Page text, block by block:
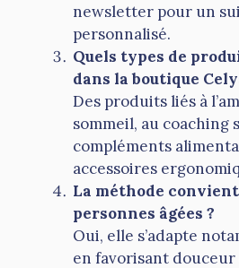
newsletter pour un
personnalisé.
Quels types de
dans la boutique
Des produits liés à
sommeil, au coaching
compléments
accessoires
La méthode
personnes âgées ?
Oui, elle s’adapte
en favorisant